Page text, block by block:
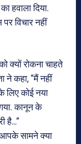
हवाला दिया.
विचार नहीं
क्यों रोकना चाहते
ने कहा, “मैं नहीं
लिए कोई नया
कानून के
है…”
आपके सामने क्या